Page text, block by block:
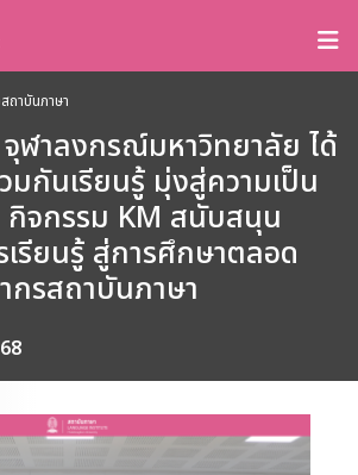
ถาบันภาษา
ฬาลงกรณ์มหาวิทยาลัย ได้
มกันเรียนรู้ มุ่งสู่ความเป็น
กิจกรรม KM สนับสนุน
รียนรู้ สู่การศึกษาตลอด
กรสถาบันภาษา